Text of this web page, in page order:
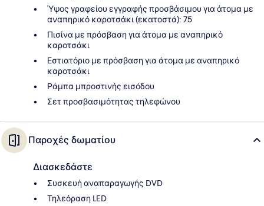
Ύψος γραφείου εγγραφής προσβάσιμου για άτομα με
αναπηρικό καροτσάκι (εκατοστά): 75
Πισίνα με πρόσβαση για άτομα με αναπηρικό
καροτσάκι
Εστιατόριο με πρόσβαση για άτομα με αναπηρικό
καροτσάκι
Ράμπα μπροστινής εισόδου
Σετ προσβασιμότητας τηλεφώνου
Παροχές δωματίου
Διασκεδάστε
Συσκευή αναπαραγωγής DVD
Τηλεόραση LED